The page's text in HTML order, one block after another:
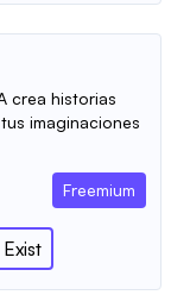
crea historias
imaginaciones
Freemium